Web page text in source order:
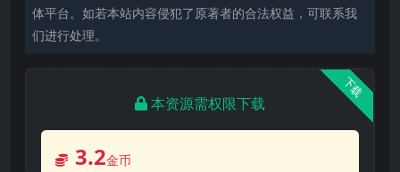
体平台。如若本站内容侵犯了原著者的合法权益，可联系我
们进行处理。
下载
本资源需权限下载
3.2金币